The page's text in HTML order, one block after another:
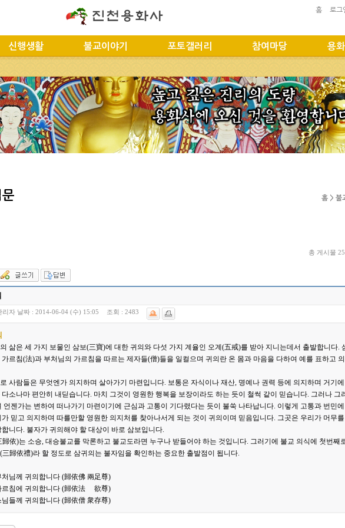
홈 로그
신행생활 불교이야기 포토갤러리 참여마당 용
홈 > 불
총 게시물
리자 날짜 : 2014-06-04 (수) 15:05 조회 : 2483
삶은 세 가지 보물인 삼보(三寶)에 대한 귀의와 다섯 가지 계율인 오계(五戒)를 받아 지니는데서 출발합니다.
가르침(法)과 부처님의 가르침을 따르는 제자들(僧)들을 일컬으며 귀의란 온 몸과 마음을 다하여 예를 표하고
사람들은 무엇엔가 의지하며 살아가기 마련입니다. 보통은 자식이나 재산, 명예나 권력 등에 의지하며 거기
다소나마 편안히 내딛습니다. 마치 그것이 영원한 행복을 보장이라도 하는 듯이 철썩 같이 믿습니다. 그러나 그
언젠가는 변하여 떠나가기 마련이기에 근심과 고통이 기다렸다는 듯이 불쑥 나타납니다. 이렇게 고통과 번민
가 믿고 의지하며 따를만할 영원한 의지처를 찾아나서게 되는 것이 귀의이며 믿음입니다. 그곳은 우리가 머무
합니다. 불자가 귀의해야 할 대상이 바로 삼보입니다.
歸依)는 소승, 대승불교를 막론하고 불교도라면 누구나 받들어야 하는 것입니다. 그러기에 불교 의식에 첫번째
三歸依禮)라 할 정도로 삼귀의는 불자임을 확인하는 중요한 출발점이 됩니다.
처님께 귀의합니다 (歸依佛 兩足尊)
르침에 귀의합니다 (歸依法 離欲尊)
님들께 귀의합니다 (歸依僧 衆存尊)